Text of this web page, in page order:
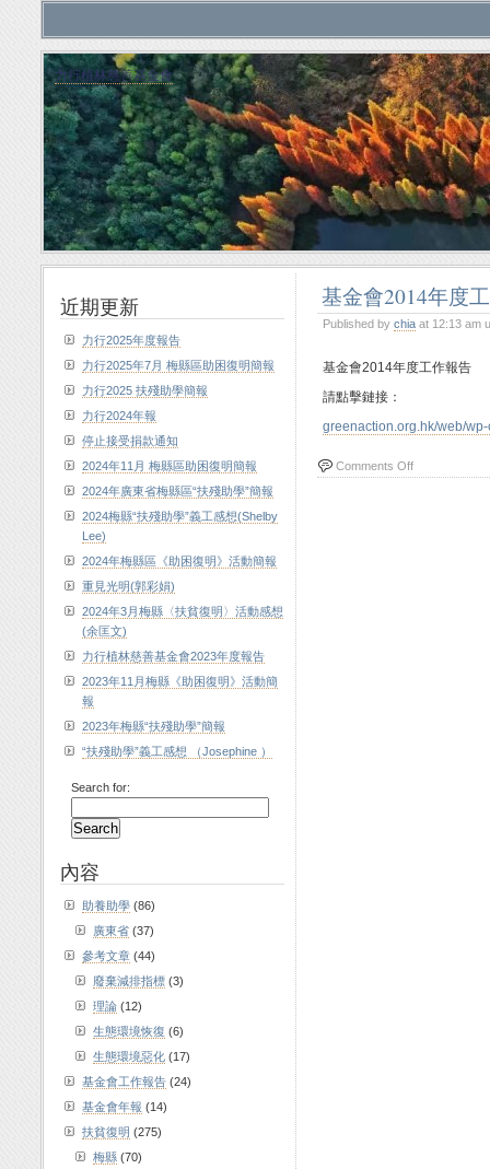
力行植林慈善基金會
基金會2014年度
Published by chia at 12:13 am
基金會2014年度工作報告
請點擊鏈接：
greenaction.org.hk/web/
Comments Off
近期更新
力行2025年度報告
力行2025年7月 梅縣區助困復明簡報
力行2025 扶殘助學簡報
力行2024年報
停止接受捐款通知
2024年11月 梅縣區助困復明簡報
2024年廣東省梅縣區“扶殘助學”簡報
2024梅縣“扶殘助學”義工感想(Shelby
Lee)
2024年梅縣區《助困復明》活動簡報
重見光明(郭彩娟)
2024年3月梅縣〈扶貧復明〉活動感想
(余匡文)
力行植林慈善基金會2023年度報告
2023年11月梅縣《助困復明》活動簡
報
2023年梅縣“扶殘助學”簡報
“扶殘助學”義工感想 （Josephine ）
Search for:
內容
助養助學 (86)
廣東省 (37)
參考文章 (44)
廢棄減排指標 (3)
理論 (12)
生態環境恢復 (6)
生態環境惡化 (17)
基金會工作報告 (24)
基金會年報 (14)
扶貧復明 (275)
梅縣 (70)